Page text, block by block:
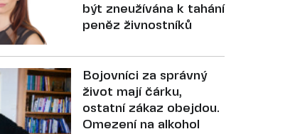
být zneužívána k tahání
peněz živnostníků
Bojovníci za správný
život mají čárku,
ostatní zákaz obejdou.
Omezení na alkohol